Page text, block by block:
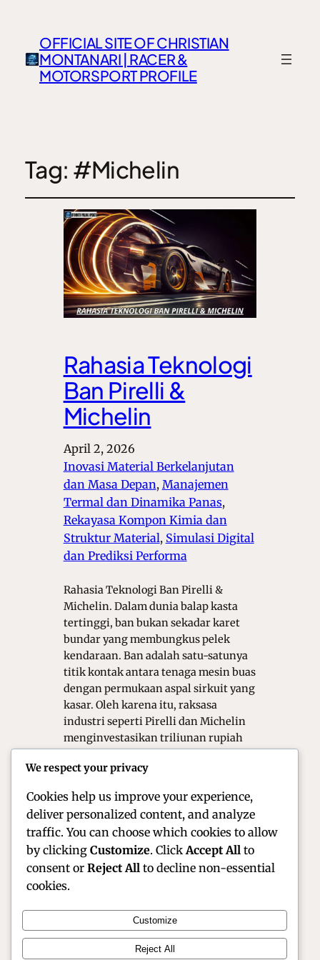
OFFICIAL SITE OF CHRISTIAN
MONTANARI | RACER &
MOTORSPORT PROFILE
Tag: #Michelin
Rahasia Teknologi
Ban Pirelli &
Michelin
April 2, 2026
Inovasi Material Berkelanjutan
dan Masa Depan, Manajemen
Termal dan Dinamika Panas ,
Rekayasa Kompon Kimia dan
Struktur Material, Simulasi Digital
dan Prediksi Performa
Rahasia Teknologi Ban Pirelli &
Michelin. Dalam dunia balap kasta
tertinggi, ban bukan sekadar karet
bundar yang membungkus pelek
kendaraan. Ban adalah satu-satunya
titik kontak antara tenaga mesin buas
dengan permukaan aspal sirkuit yang
kasar. Oleh karena itu, raksasa
industri seperti Pirelli dan Michelin
menginvestasikan triliunan rupiah
Mereka berlomba menciptakan
Official Site of Christian Montanari | Racer &
We respect your privacy
Cookies help us improve your experience,
deliver personalized content, and analyze
traffic. You can choose which cookies to allow
by clicking Customize. Click Accept All to
consent or Reject All to decline non-essential
cookies.
Customize
Reject All